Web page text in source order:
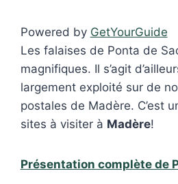
Powered by GetYourGuide
Les falaises de Ponta de
magnifiques. Il s’agit
largement exploité sur de
postales de Madère. C’est
sites à visiter à Madère!
Présentation complète de